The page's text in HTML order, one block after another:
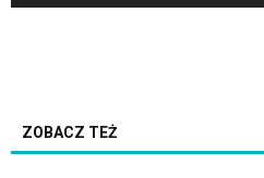
ZOBACZ TEŻ